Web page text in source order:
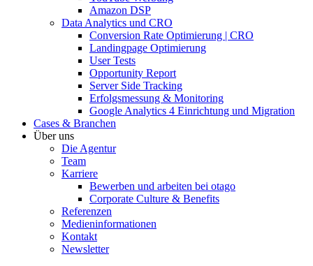
Amazon DSP
Data Analytics und CRO
Conversion Rate Optimierung | CRO
Landingpage Optimierung
User Tests
Opportunity Report
Server Side Tracking
Erfolgsmessung & Monitoring
Google Analytics 4 Einrichtung und Migration
Cases & Branchen
Über uns
Die Agentur
Team
Karriere
Bewerben und arbeiten bei otago
Corporate Culture & Benefits
Referenzen
Medieninformationen
Kontakt
Newsletter